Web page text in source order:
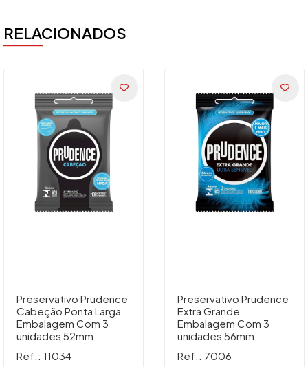
RELACIONADOS
Preservativo Prudence
Cabeção Ponta Larga
Embalagem Com 3
unidades 52mm
Ref.: 11034
Preservativo Prudence
Extra Grande
Embalagem Com 3
unidades 56mm
Ref.: 7006